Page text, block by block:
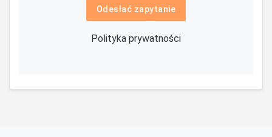
Odesłać zapytanie
Polityka prywatności